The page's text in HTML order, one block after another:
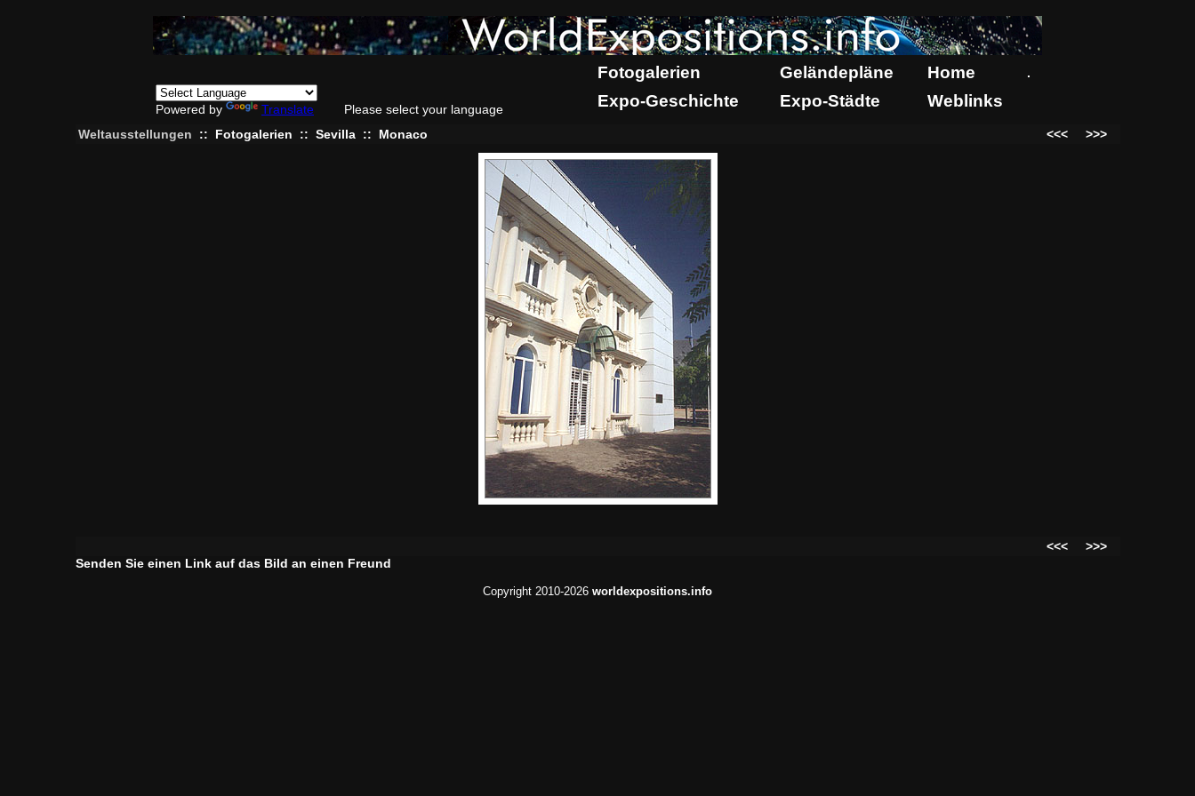
Powered by Translate Please select your language
Fotogalerien Geländepläne Home .
Expo-Geschichte Expo-Städte Weblinks
Weltausstellungen :: Fotogalerien :: Sevilla :: Monaco <<< >>>
<<<
>>>
Senden Sie einen Link auf das Bild an einen Freund
Copyright 2010-2026 worldexpositions.info